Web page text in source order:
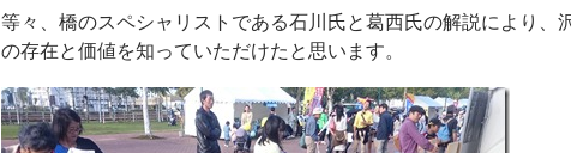
等々、橋のスペシャリストである石川氏と葛西氏の解説により、
の存在と価値を知っていただけたと思います。